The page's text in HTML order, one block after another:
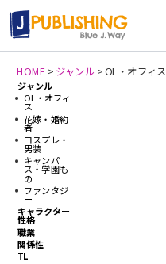
JA
レーベルから探す
arca comics
HOME > ジャンル >OL・オフィス
ジャンル
OL・オフィ
ス
花嫁・婚約
者
コスプレ・
男装
キャンパ
ス・学園も
の
ファンタジ
ー
キャラクター
性格
職業
関係性
TL